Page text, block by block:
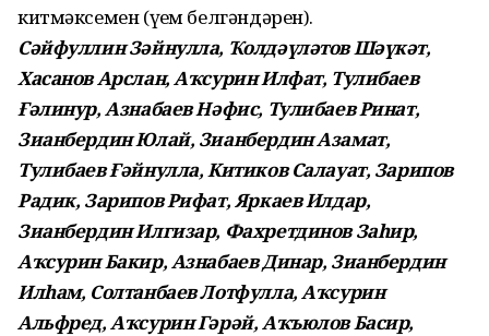
китмәксемен (үҙем белгәндәрен).
Сәйфуллин Зәйнулла, Ҡолдәүләтов Шәүкәт,
Хасанов Арслан, Аҡсурин Илфат, Тулибаев
Ғәлинур, Азнабаев Нәфис, Тулибаев Ринат,
Зианбердин Юлай, Зианбердин Азамат,
Тулибаев Ғәйнулла, Китиков Салауат, Зарипов
Радик, Зарипов Рифат, Яркаев Илдар,
Зианбердин Илгизар, Фахретдинов Заһир,
Аҡсурин Бакир, Азнабаев Динар, Зианбердин
Илһам, Солтанбаев Лотфулла, Аҡсурин
Альфред, Аҡсурин Гәрәй, Аҡъюлов Басир,